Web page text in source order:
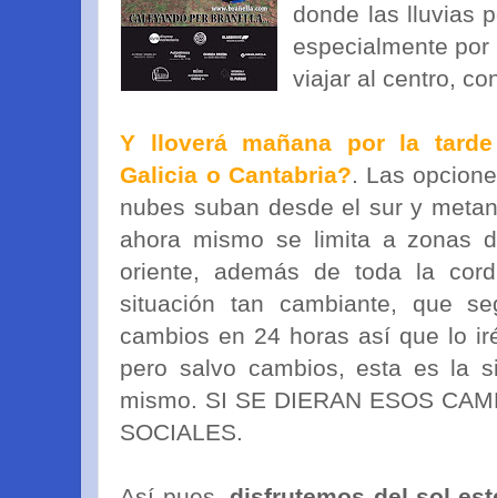
donde las lluvias
especialmente
viajar al centro,
Y lloverá mañana por la
Galicia o Cantabria?. Las
nubes suban desde el sur y
ahora mismo se limita a zonas
oriente, además de toda la
situación tan cambiante, que
cambios en 24 horas así que lo
pero salvo cambios, esta es la
mismo. SI SE DIERAN ESOS
SOCIALES.